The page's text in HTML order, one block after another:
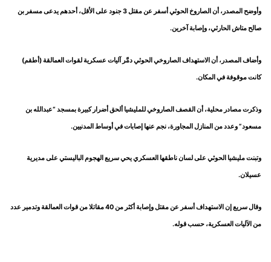
وأوضح المصدر، أن الصاروخ الحوثي أسفر عن مقتل 3 جنود على الأقل، أحدهم يدعى مسفر بن
صالح متاش الحارثي، وإصابة آخرين.
وأضاف المصدر، أن الاستهداف الصاروخي الحوثي دمَّر آليات عسكرية لقوات العمالقة (أطقم)
كانت موقوفة في المكان.
وذكرت مصادر محلية، أن القصف الصاروخي للمليشيا ألحق أضرار كبيرة بمسجد “عبدالله بن
مسعود” وعدد من المنازل المجاورة، نجم عنها إصابات في أوساط المدنيين.
وتبنت مليشيا الحوثي على لسان ناطقها العسكري يحي سريع الهجوم الباليستي على مديرية
عسيلان.
وقال سريع إن الاستهداف أسفر عن مقتل وإصابة أكثر من 40 مقاتلا من قوات العمالقة وتدمير عدد
من الآليات العسكرية، حسب قوله.